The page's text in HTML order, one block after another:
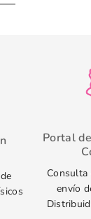
Portal
Consulta
envío